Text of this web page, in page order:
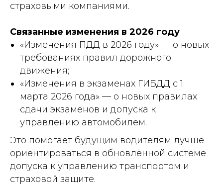
страховыми компаниями.
Связанные изменения в 2026 году
«Изменения ПДД в 2026 году» — о новых
требованиях правил дорожного
движения;
«Изменения в экзаменах ГИБДД с 1
марта 2026 года» — о новых правилах
сдачи экзаменов и допуска к
управлению автомобилем.
Это помогает будущим водителям лучше
ориентироваться в обновлённой системе
допуска к управлению транспортом и
страховой защите.